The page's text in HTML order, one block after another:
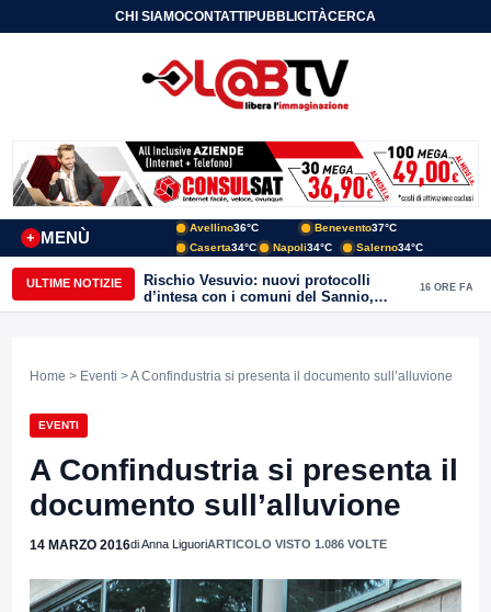
CHI SIAMOCONTATTIPUBBLICITÀCERCA
MENÙ
+
Avellino36°C Benevento37°C
Caserta34°C Napoli34°C Salerno34°C
ULTIME NOTIZIE
Rischio Vesuvio: nuovi protocolli
d’intesa con i comuni del Sannio,
firmato il protocollo con Arpaise
16 ORE FA
Home > Eventi > A Confindustria si presenta il documento sull’alluvione
EVENTI
A Confindustria si presenta il
documento sull’alluvione
14 MARZO 2016di Anna LiguoriARTICOLO VISTO 1.086 VOLTE